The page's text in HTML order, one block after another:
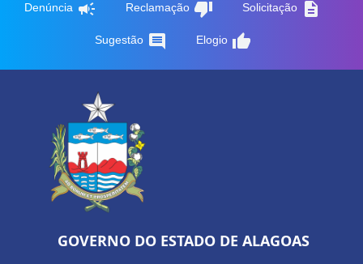
Denúncia campaign Reclamação thumb_down Solicitação description
Sugestão comment Elogio thumb_up
GOVERNO DO ESTADO DE ALAGOAS